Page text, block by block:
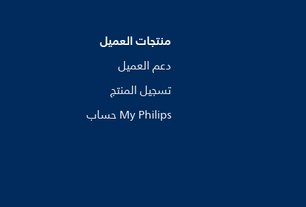
منتجات العميل
دعم العميل
تسجيل المنتج
My Philips حساب